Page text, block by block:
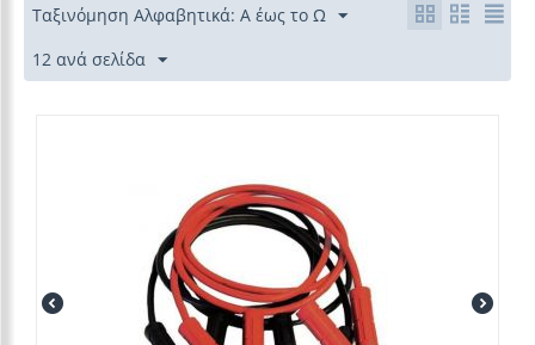
Ταξινόμηση Αλφαβητικά: Α έως το Ω
12 ανά σελίδα